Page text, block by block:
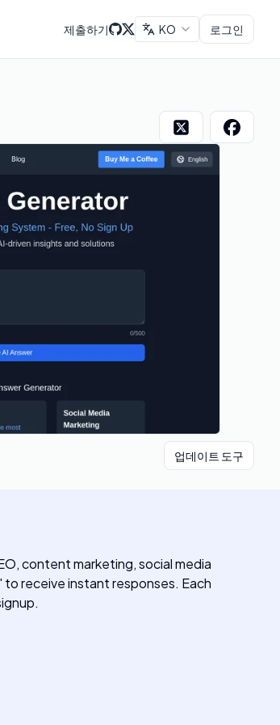
제출하기 KO 로그인
업데이트 도구
content marketing, social media
receive instant responses. Each